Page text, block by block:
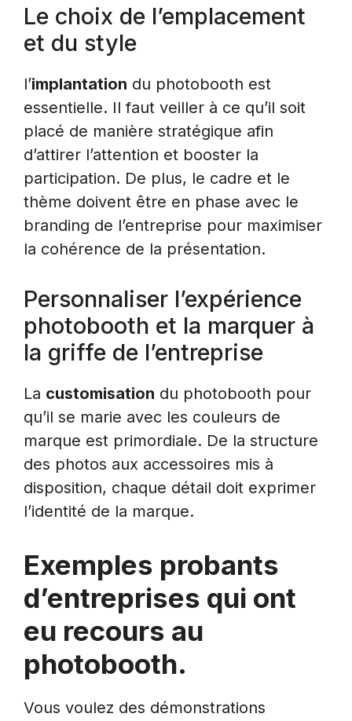
Le choix de l’emplacement
et du style
l’implantation du photobooth est
essentielle. Il faut veiller à ce qu’il soit
placé de manière stratégique afin
d’attirer l’attention et booster la
participation. De plus, le cadre et le
thème doivent être en phase avec le
branding de l’entreprise pour maximiser
la cohérence de la présentation.
Personnaliser l’expérience
photobooth et la marquer à
la griffe de l’entreprise
La customisation du photobooth pour
qu’il se marie avec les couleurs de
marque est primordiale. De la structure
des photos aux accessoires mis à
disposition, chaque détail doit exprimer
l’identité de la marque.
Exemples probants
d’entreprises qui ont
eu recours au
photobooth.
Vous voulez des démonstrations